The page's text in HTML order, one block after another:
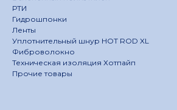
РТИ
Гидрошпонки
Ленты
Уплотнительный шнур HOT ROD XL
Фиброволокно
Техническая изоляция Хотпайп
Прочие товары